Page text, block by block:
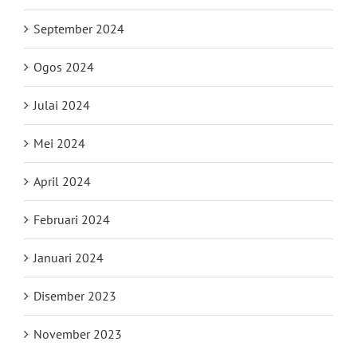
September 2024
Ogos 2024
Julai 2024
Mei 2024
April 2024
Februari 2024
Januari 2024
Disember 2023
November 2023